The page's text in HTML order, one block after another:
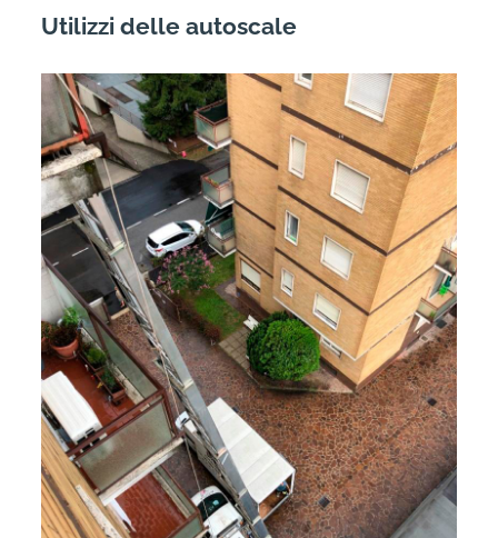
Utilizzi delle autoscale